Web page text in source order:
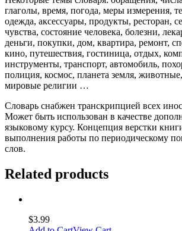
глаголы, время, погода, меры измерения,
одежда, аксессуары, продукты, ресторан,
чувства, состояние человека, болезни,
деньги, покупки, дом, квартира, ремонт,
кино, путешествия, гостиница, отдых,
инструменты, транспорт, автомобиль,
полиция, космос, планета земля,
мировые религии …
Словарь снабжен транскрипцией всех
Может быть использован в качестве
языковому курсу. Концепция верстки
выполнения работы по периодическому
слов.
Related products
$3.99